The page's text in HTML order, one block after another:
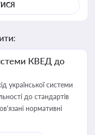
КВЕД до
української системи
до стандартів
нормативні